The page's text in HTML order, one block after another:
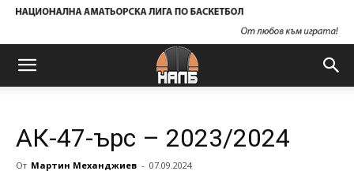
АК-47-ърс – 2023/2024
От Мартин Механджиев - 07.09.2024